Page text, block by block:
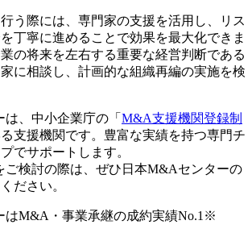
う際には、専門家の支援を活用し、リス
丁寧に進めることで効果を最大化できま
の将来を左右する重要な経営判断である
に相談し、計画的な組織再編の実施を検
、中小企業庁の「 M&A支援機関登録制
支援機関です。豊富な実績を持つ専門チ
でサポートします。
ご検討の際は、ぜひ日本M&Aセンターの
ださい。
はM&A・事業承継の成約実績No.1 ※